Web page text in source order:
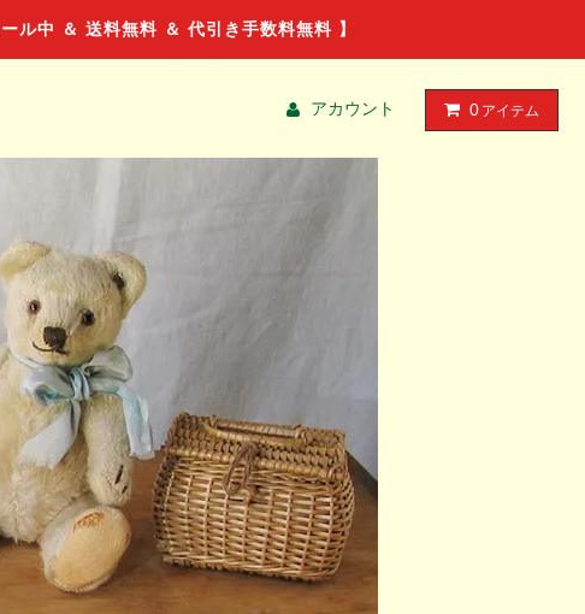
中 ＆ 送料無料 ＆ 代引き手数料無料 】
アカウント 0 アイテム